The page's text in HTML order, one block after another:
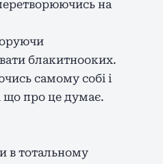
на
блакитнооких.
самому собі і
що про це думає.
в тотальному